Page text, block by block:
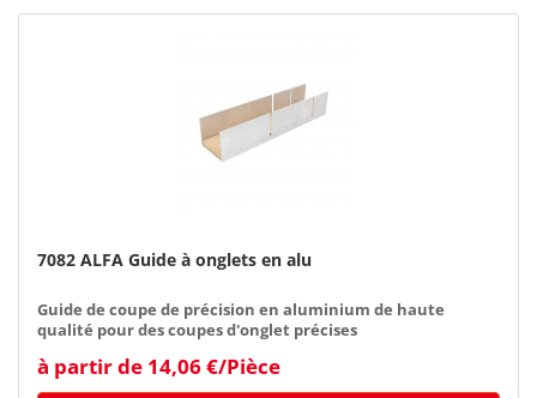
7082 ALFA Guide à onglets en alu
Guide de coupe de précision en aluminium de haute
qualité pour des coupes d'onglet précises
à partir de 14,06 €/Pièce